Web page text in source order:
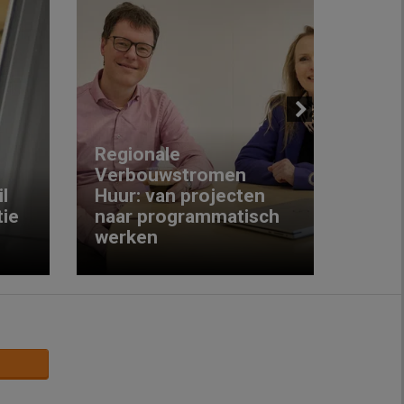
Regionale
Verbouwstromen
Huur: van projecten
naar programmatisch
werken
Next